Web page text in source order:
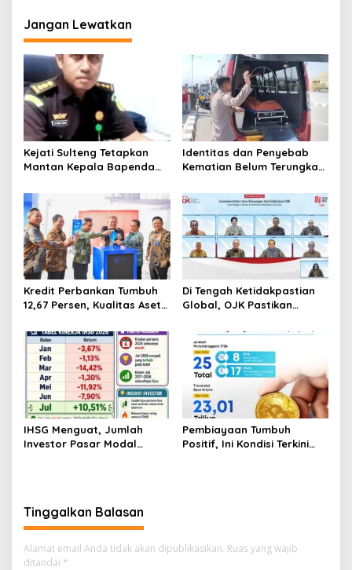
o
s
Jangan Lewatkan
Kejati Sulteng Tetapkan
Mantan Kepala Bapenda
Korupsi Pajak
Pertambangan
Identitas dan Penyebab
Kematian Belum Terungkap,
Ditemukan Mengapung di
Pantai Lere Palu, Kondisi
Tubuh Sudah Terurai
Dicabik Buaya
Kredit Perbankan Tumbuh
12,67 Persen, Kualitas Aset
Tetap Kokoh Juni 2026
Di Tengah Ketidakpastian
Global, OJK Pastikan
Keuangan Tetap Terjaga
IHSG Menguat, Jumlah
Investor Pasar Modal
Pembiayaan Tumbuh
Positif, Ini Kondisi Terkini
Tinggalkan Balasan
Alamat email Anda tidak akan dipublikasikan. Ruas yang wajib
ditandai *